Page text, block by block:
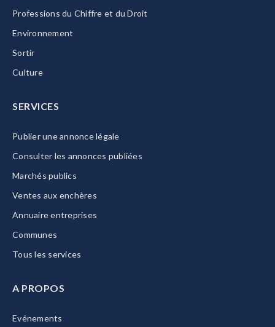
Professions du Chiffre et du Droit
Environnement
Sortir
Culture
SERVICES
Publier une annonce légale
Consulter les annonces publiées
Marchés publics
Ventes aux enchères
Annuaire entreprises
Communes
Tous les services
A PROPOS
Evénements